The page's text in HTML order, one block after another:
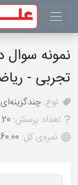
تجربی -
نوع: چندگزینه‌ای
تعداد پرسش: 20
نمره‌ی کل: 60.00